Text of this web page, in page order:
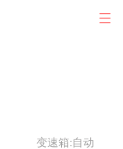
变速箱:自动